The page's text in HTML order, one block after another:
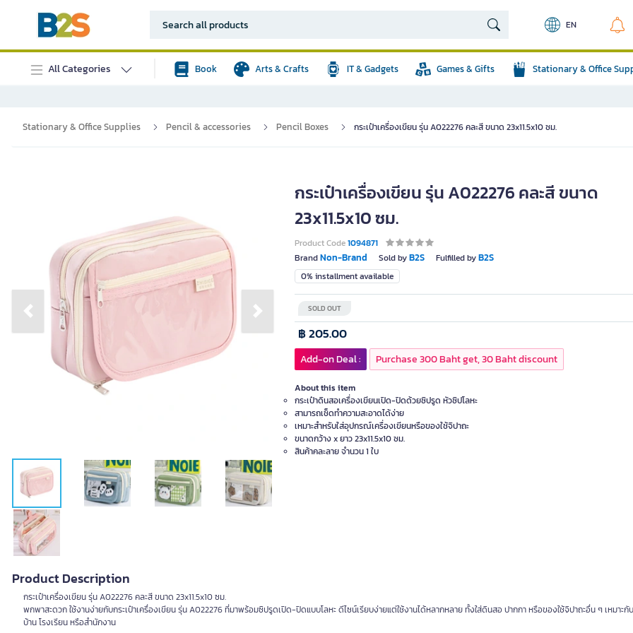
EN
All Categories Book Arts & Crafts IT & Gadgets Games & Gifts Stationary & Office
Stationary & Office Supplies Pencil & accessories Pencil Boxes กระเป๋าเครื่องเขียน รุ่น A022276 คละสี ขนาด 23x11.5x10 ซม.
Previous slide Next slide
กระเป๋าเครื่องเขียน รุ่น A022276 คละสี ขนาด
23x11.5x10 ซม.
Product Code1094871
BrandNon-Brand Sold byB2S Fulfilled byB2S
0% installment available
SOLD OUT
฿ 205.00
Add-on Deal : Purchase 300 Baht get, 30 Baht discount
About this item
กระเป๋าดินสอเครื่องเขียนเปิด-ปิดด้วยซิปรูด หัวซิปโลหะ
สามารถเช็ดทำความสะอาดได้ง่าย
เหมาะสำหรับใส่อุปกรณ์เครื่องเขียนหรือของใช้จิปาถะ
ขนาดกว้าง x ยาว 23x11.5x10 ซม.
สินค้าคละลาย จำนวน 1 ใบ
Product Description
กระเป๋าเครื่องเขียน รุ่น A022276 คละสี ขนาด 23x11.5x10 ซม.
พกพาสะดวก ใช้งานง่ายกับกระเป๋าเครื่องเขียน รุ่น A022276 ที่มาพร้อมซิปรูดเปิด-ปิดแบบโลหะ ดีไซน์เรียบง่ายแต่ใช้งานได้หลากหลาย ทั้งใส่ดินสอ ปากกา หรือของใช้จิปาถะอื่น ๆ เหมาะกั
บ้าน โรงเรียน หรือสำนักงาน